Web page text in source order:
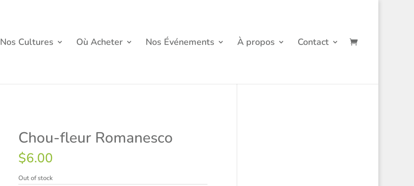
Nos Cultures Où Acheter Nos Événements À propos Contact
Chou-fleur Romanesco
$6.00
Out of stock